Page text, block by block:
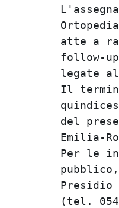
atte a
follow-
Il
del
Per le